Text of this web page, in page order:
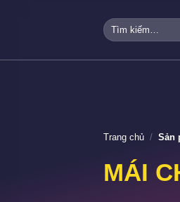
Tìm
kiếm:
MÁI
Trang chủ / Sản